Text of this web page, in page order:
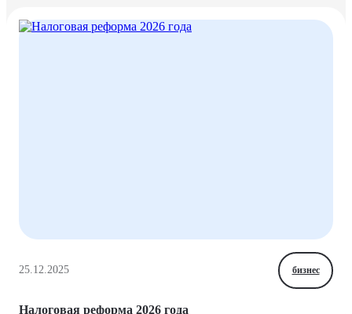
25.12.2025 бизнес
Налоговая реформа 2026 года